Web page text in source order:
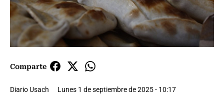
Comparte
Diario Usach Lunes 1 de septiembre de 2025 - 10:17